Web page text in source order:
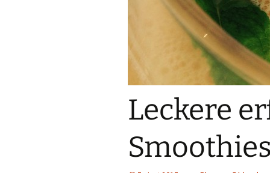
Sublimation
Lasercut-Dateien
Plotter-Dateien
eBooks
Freebies
FreeBooks
Leckere
Smoothies